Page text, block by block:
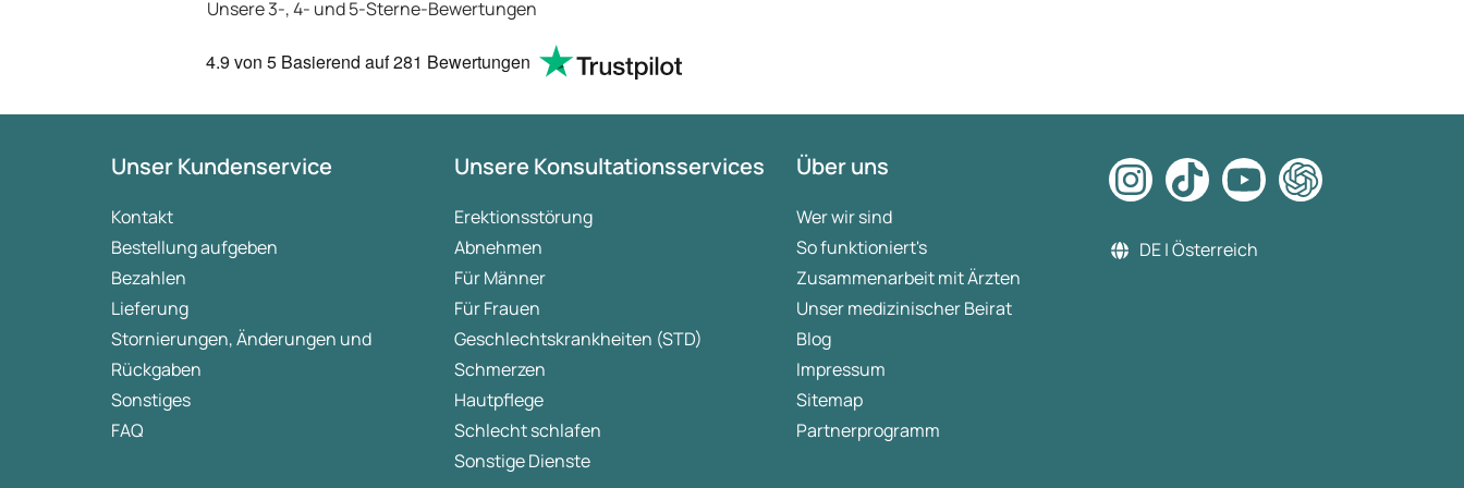
Unsere 3-, 4- und 5-Sterne-Bewertungen
4.9 von 5 Basierend auf281 Bewertungen
Unser Kundenservice
Kontakt
Bestellung aufgeben
Bezahlen
Lieferung
Stornierungen, Änderungen und
Rückgaben
Sonstiges
FAQ
Unsere Konsultationsservices
Erektionsstörung
Abnehmen
Für Männer
Für Frauen
Geschlechtskrankheiten (STD)
Schmerzen
Hautpflege
Schlecht schlafen
Sonstige Dienste
Über uns
Wer wir sind
So funktioniert's
Zusammenarbeit mit Ärzten
Unser medizinischer Beirat
Blog
Impressum
Sitemap
Partnerprogramm
DE | Österreich